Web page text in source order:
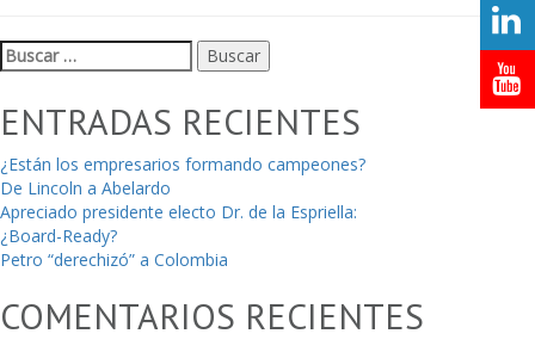
Buscar:
ENTRADAS RECIENTES
¿Están los empresarios formando campeones?
De Lincoln a Abelardo
Apreciado presidente electo Dr. de la Espriella:
¿Board-Ready?
Petro “derechizó” a Colombia
COMENTARIOS RECIENTES